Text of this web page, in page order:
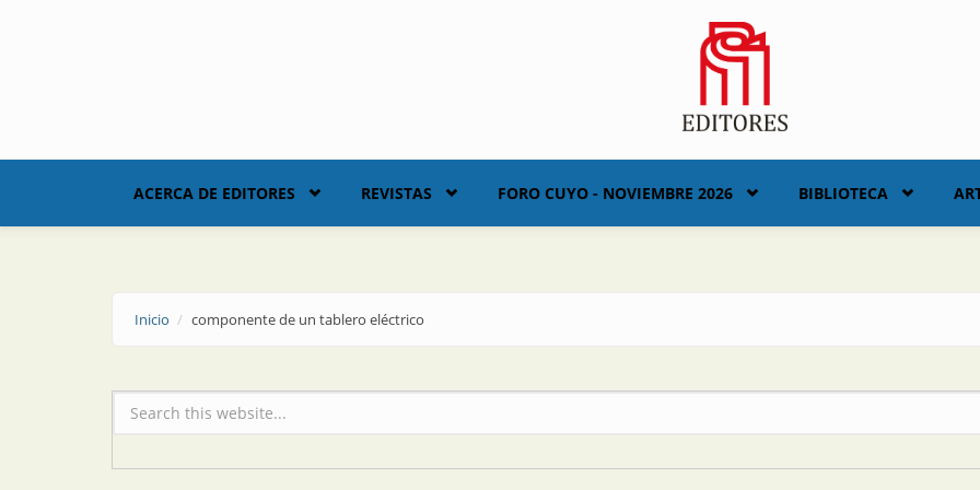
ACERCA DE EDITORES REVISTAS FORO CUYO - NOVIEMBRE 2026 BIBLIOTECA
Inicio componente de un tablero eléctrico
Formulario de búsqueda